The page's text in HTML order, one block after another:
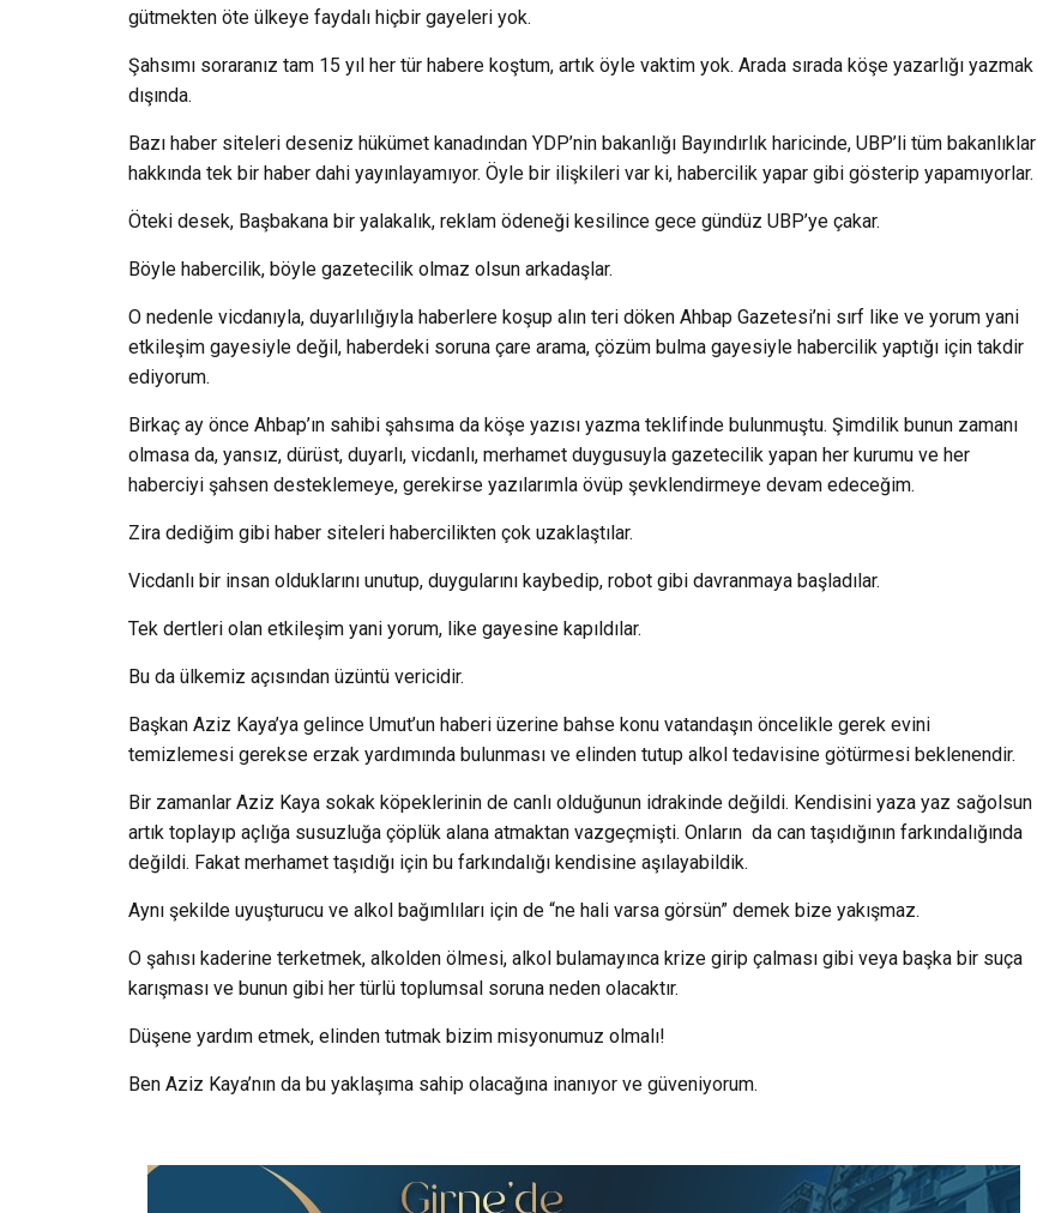
gütmekten öte ülkeye faydalı hiçbir gayeleri yok.
Şahsımı soraranız tam 15 yıl her tür habere koştum, artık öyle vaktim yok. Arada sırada köşe yazarlığı yazmak
dışında.
Bazı haber siteleri deseniz hükümet kanadından YDP’nin bakanlığı Bayındırlık haricinde, UBP’li tüm bakanlıklar
hakkında tek bir haber dahi yayınlayamıyor. Öyle bir ilişkileri var ki, habercilik yapar gibi gösterip yapamıyorlar.
Öteki desek, Başbakana bir yalakalık, reklam ödeneği kesilince gece gündüz UBP’ye çakar.
Böyle habercilik, böyle gazetecilik olmaz olsun arkadaşlar.
O nedenle vicdanıyla, duyarlılığıyla haberlere koşup alın teri döken Ahbap Gazetesi’ni sırf like ve yorum yani
etkileşim gayesiyle değil, haberdeki soruna çare arama, çözüm bulma gayesiyle habercilik yaptığı için takdir
ediyorum.
Birkaç ay önce Ahbap’ın sahibi şahsıma da köşe yazısı yazma teklifinde bulunmuştu. Şimdilik bunun zamanı
olmasa da, yansız, dürüst, duyarlı, vicdanlı, merhamet duygusuyla gazetecilik yapan her kurumu ve her
haberciyi şahsen desteklemeye, gerekirse yazılarımla övüp şevklendirmeye devam edeceğim.
Zira dediğim gibi haber siteleri habercilikten çok uzaklaştılar.
Vicdanlı bir insan olduklarını unutup, duygularını kaybedip, robot gibi davranmaya başladılar.
Tek dertleri olan etkileşim yani yorum, like gayesine kapıldılar.
Bu da ülkemiz açısından üzüntü vericidir.
Başkan Aziz Kaya’ya gelince Umut’un haberi üzerine bahse konu vatandaşın öncelikle gerek evini
temizlemesi gerekse erzak yardımında bulunması ve elinden tutup alkol tedavisine götürmesi beklenendir.
Bir zamanlar Aziz Kaya sokak köpeklerinin de canlı olduğunun idrakinde değildi. Kendisini yaza yaz sağolsun
artık toplayıp açlığa susuzluğa çöplük alana atmaktan vazgeçmişti. Onların da can taşıdığının farkındalığında
değildi. Fakat merhamet taşıdığı için bu farkındalığı kendisine aşılayabildik.
Aynı şekilde uyuşturucu ve alkol bağımlıları için de “ne hali varsa görsün” demek bize yakışmaz.
O şahısı kaderine terketmek, alkolden ölmesi, alkol bulamayınca krize girip çalması gibi veya başka bir suça
karışması ve bunun gibi her türlü toplumsal soruna neden olacaktır.
Düşene yardım etmek, elinden tutmak bizim misyonumuz olmalı!
Ben Aziz Kaya’nın da bu yaklaşıma sahip olacağına inanıyor ve güveniyorum.